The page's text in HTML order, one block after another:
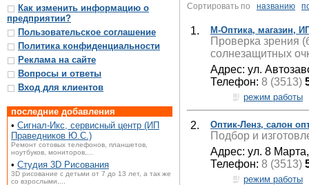
Как изменить информацию о
предприятии?
Пользовательское соглашение
Политика конфиденциальности
Реклама на сайте
Вопросы и ответы
Вход для клиентов
последние добавления
• Сигнал-Икс, сервисный центр (ИП
Праведников Ю.С.)
Ремонт сотовых телефонов, планшетов,
ноутбуков, мониторов,...
• Студия 3D Рисования
3D рисование с детьми от 7 до 13 лет, а так же
со взрослыми,...
Сортировать по названию
1. М-Оптика, магазин,
Проверка зрения
солнезащитных
Адрес: ул.
Телефон: 8 (3513)
режим работы
2. Оптик-Ленз, салон
Подбор и
Адрес: ул. 8
Телефон: 8 (3513)
режим работы